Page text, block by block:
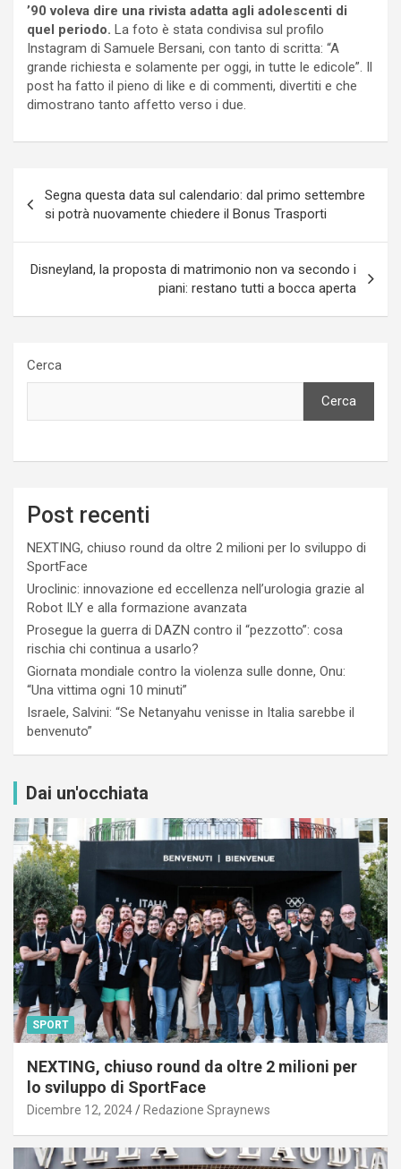
’90 voleva dire una rivista adatta agli adolescenti di
quel periodo. La foto è stata condivisa sul profilo
Instagram di Samuele Bersani, con tanto di scritta: “A
grande richiesta e solamente per oggi, in tutte le edicole”. Il
post ha fatto il pieno di like e di commenti, divertiti e che
dimostrano tanto affetto verso i due.
articoli
Segna questa data sul calendario: dal primo settembre
si potrà nuovamente chiedere il Bonus Trasporti
Disneyland, la proposta di matrimonio non va secondo i
piani: restano tutti a bocca aperta
Cerca
Cerca
Post recenti
NEXTING, chiuso round da oltre 2 milioni per lo sviluppo di
SportFace
Uroclinic: innovazione ed eccellenza nell’urologia grazie al
Robot ILY e alla formazione avanzata
Prosegue la guerra di DAZN contro il “pezzotto”: cosa
rischia chi continua a usarlo?
Giornata mondiale contro la violenza sulle donne, Onu:
“Una vittima ogni 10 minuti”
Israele, Salvini: “Se Netanyahu venisse in Italia sarebbe il
benvenuto”
Dai un'occhiata
SPORT
NEXTING, chiuso round da oltre 2 milioni per
lo sviluppo di SportFace
Dicembre 12, 2024 Redazione Spraynews